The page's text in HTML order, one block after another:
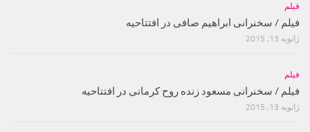
فیلم
فیلم / سخنرانی ابراهیم صافی در افتتاحیه
ژانویه 13, 2015
فیلم
فیلم / سخنرانی مسعود زنده روح کرمانی در افتتاحیه
ژانویه 13, 2015